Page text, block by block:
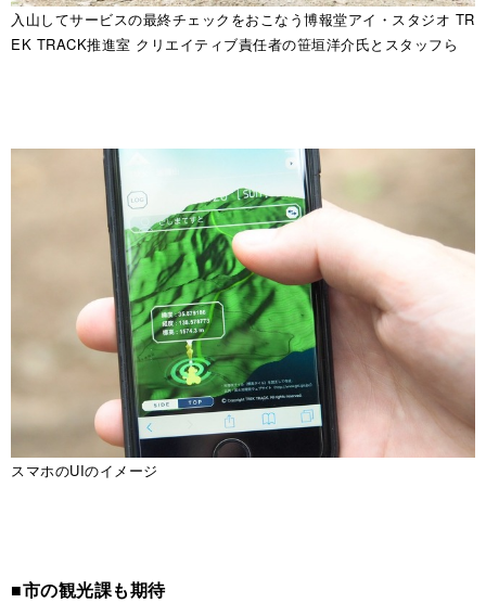
入山してサービスの最終チェックをおこなう博報堂アイ・スタジオ TR
EK TRACK推進室 クリエイティブ責任者の笹垣洋介氏とスタッフら
スマホのUIのイメージ
■市の観光課も期待